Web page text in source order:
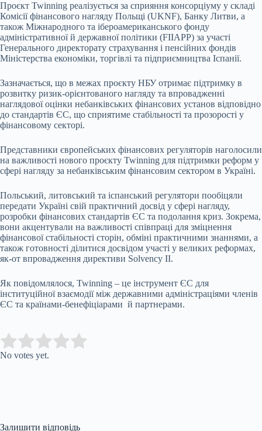
Проєкт Twinning реалізується за сприяння консорціуму у складі
Комісії фінансового нагляду Польщі (UKNF), Банку Литви, а
також Міжнародного та ібероамериканського фонду
адміністративної й державної політики (FIIAPP) за участі
Генерального директорату страхування і пенсійних фондів
Міністерства економіки, торгівлі та підприємництва Іспанії.
Зазначається, що в межах проєкту НБУ отримає підтримку в
розвитку ризик-орієнтованого нагляду та впровадженні
наглядової оцінки небанківських фінансових установ відповідно
до стандартів ЄС, що сприятиме стабільності та прозорості у
фінансовому секторі.
Представники європейських фінансових регуляторів наголосили
на важливості нового проєкту Twinning для підтримки реформ у
сфері нагляду за небанківським фінансовим сектором в Україні.
Польський, литовський та іспанський регулятори пообіцяли
передати Україні свій практичний досвід у сфері нагляду,
розробки фінансових стандартів ЄС та подолання криз. Зокрема,
вони акцентували на важливості співпраці для зміцнення
фінансової стабільності сторін, обміні практичними знаннями, а
також готовності ділитися досвідом участі у великих реформах,
як-от впровадження директиви Solvency II.
Як повідомлялося, Twinning – це інструмент ЄС для
інституційної взаємодії між державними адміністраціями членів
ЄС та країнами-бенефіціарами й партнерами.
Rate this item:
No votes yet.
Залишити відповідь